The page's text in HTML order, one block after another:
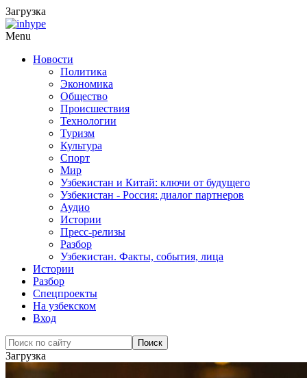
Загрузка
Menu
Новости
Политика
Экономика
Общество
Происшествия
Технологии
Туризм
Культура
Спорт
Мир
Узбекистан и Китай: ключи от будущего
Узбекистан - Россия: диалог партнеров
Аудио
Истории
Пресс-релизы
Разбор
Узбекистан. Факты, события, лица
Истории
Разбор
Спецпроекты
На узбекском
Вход
Загрузка